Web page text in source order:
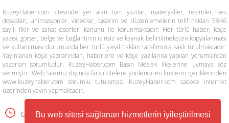
Bu web sitesi sağlanan hizmetlerin iyileştirilmesi
KuzeyHaber.com sitesinde yer alan tüm yazılar, materyaller, resimler, ses
dosyaları, animasyonlar, videolar, tasarım ve düzenlemelerin telif hakları 5846
sayılı fikir ve sanat eserleri kanunu ile korunmaktadır. Her türlü haber, köşe
yazısı, görsel, belge ve bağlantının izinsiz ve kaynak belirtilmeksizin kopyalanması
ve kullanılması durumunda her türlü yasal hakları tarafımızca saklı tutulmaktadır.
Yayınlanan köşe yazılarından, haberlere ve köşe yazılarına yapılan yorumlardan
yazarları sorumludur. KuzeyHaber.com Basın Meslek İlkelerine uymaya söz
vermiştir. Web Sitemiz dışında farklı sitelere yönlendiren linklerin içeriklerinden
www.kuzeyhaber.com sorumlu tutulamaz. KuzeyHaber.com sadece internet
üzerinden yayın yapmaktadır.
Günün Haberleri Manşet Haberler